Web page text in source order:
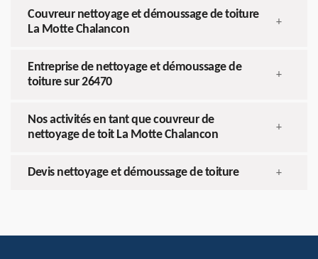
Couvreur nettoyage et démoussage de toiture
La Motte Chalancon
+
Entreprise de nettoyage et démoussage de
toiture sur 26470
+
Nos activités en tant que couvreur de
nettoyage de toit La Motte Chalancon
+
Devis nettoyage et démoussage de toiture +